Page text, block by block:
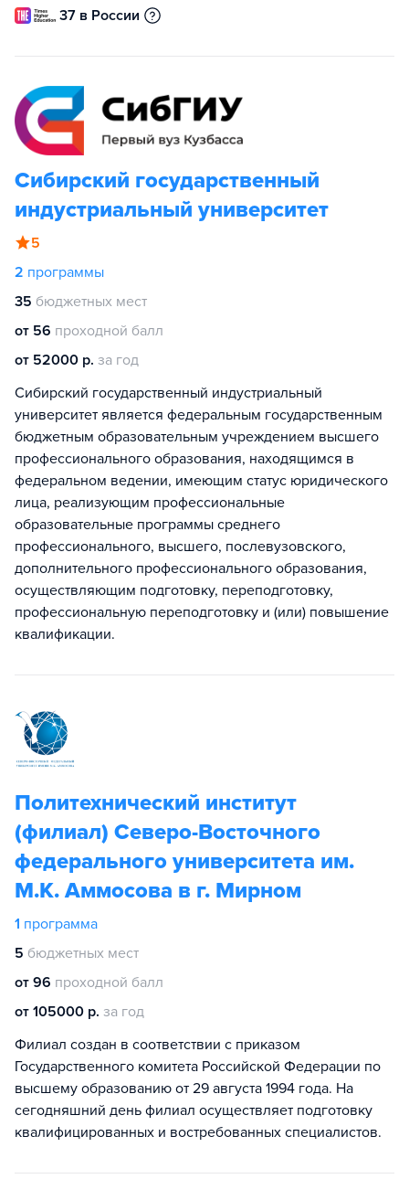
37 в России
Сибирский государственный
индустриальный университет
5
2 программы
35 бюджетных мест
от 56 проходной балл
от 52000 р. за год
Сибирский государственный индустриальный
университет является федеральным государственным
бюджетным образовательным учреждением высшего
профессионального образования, находящимся в
федеральном ведении, имеющим статус юридического
лица, реализующим профессиональные
образовательные программы среднего
профессионального, высшего, послевузовского,
дополнительного профессионального образования,
осуществляющим подготовку, переподготовку,
профессиональную переподготовку и (или) повышение
квалификации.
Политехнический институт
(филиал) Северо-Восточного
федерального университета им.
М.К. Аммосова в г. Мирном
1 программа
5 бюджетных мест
от 96 проходной балл
от 105000 р. за год
Филиал создан в соответствии с приказом
Государственного комитета Российской Федерации по
высшему образованию от 29 августа 1994 года. На
сегодняшний день филиал осуществляет подготовку
квалифицированных и востребованных специалистов.